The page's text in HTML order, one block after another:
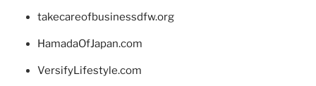
takecareofbusinessdfw.org
HamadaOfJapan.com
VersifyLifestyle.com